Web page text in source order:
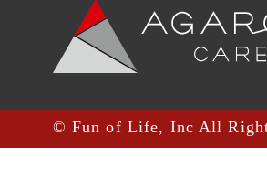
© Fun of Life, Inc All Right